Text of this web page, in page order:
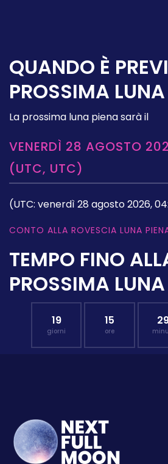
QUANDO È
PROSSIMA
La prossima luna piena sarà il
VENERDÌ 28 AGOSTO
(UTC, UTC)
(UTC: venerdì 28 agosto 2026,
CONTO ALLA ROVESCIA LUNA
TEMPO FINO
PROSSIMA
19
giorni
15
ore